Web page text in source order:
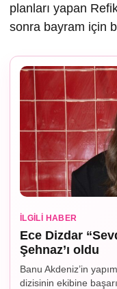
planları yapan
sonra bayram için
İLGILI HABER
Ece Dizdar
Şehnaz’ı oldu
Banu Akdeniz’in
dizisinin ekibine